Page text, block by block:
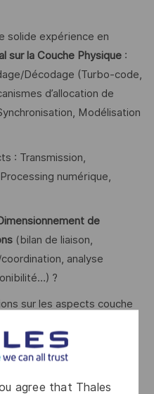
agree that Thales
solide expérience en
sur la Couche Physique :
Décodage (Turbo-code,
d’allocation de
Modélisation
: Transmission,
numérique,
de
(bilan de liaison,
analyse
?
sur les aspects couche
parlé) vous permet
nos clients, nos
dans cette langue ?